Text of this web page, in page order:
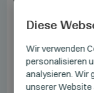
Diese
Wir verwenden
personalisieren
analysieren. Wir
unserer Website